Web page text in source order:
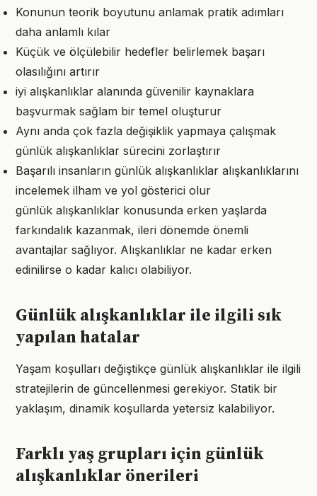
Konunun teorik boyutunu anlamak pratik adımları
daha anlamlı kılar
Küçük ve ölçülebilir hedefler belirlemek başarı
olasılığını artırır
iyi alışkanlıklar alanında güvenilir kaynaklara
başvurmak sağlam bir temel oluşturur
Aynı anda çok fazla değişiklik yapmaya çalışmak
günlük alışkanlıklar sürecini zorlaştırır
Başarılı insanların günlük alışkanlıklar alışkanlıklarını
incelemek ilham ve yol gösterici olur
günlük alışkanlıklar konusunda erken yaşlarda
farkındalık kazanmak, ileri dönemde önemli
avantajlar sağlıyor. Alışkanlıklar ne kadar erken
edinilirse o kadar kalıcı olabiliyor.
Günlük alışkanlıklar ile ilgili sık
yapılan hatalar
Yaşam koşulları değiştikçe günlük alışkanlıklar ile ilgili
stratejilerin de güncellenmesi gerekiyor. Statik bir
yaklaşım, dinamik koşullarda yetersiz kalabiliyor.
Farklı yaş grupları için günlük
alışkanlıklar önerileri